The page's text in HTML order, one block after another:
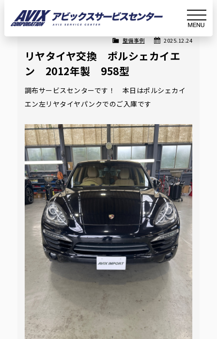
記事詳細
Article
お知ら
せ
リヤタイヤ交換 ポルシェカイエン 2012年
製 958型
2025.12.24
整備事例
リヤタイヤ交換 ポルシェカイエ
ン 2012年製 958型
調布サービスセンターです！ 本日はポルシェカイ
エン左リヤタイヤパンクでのご入庫です